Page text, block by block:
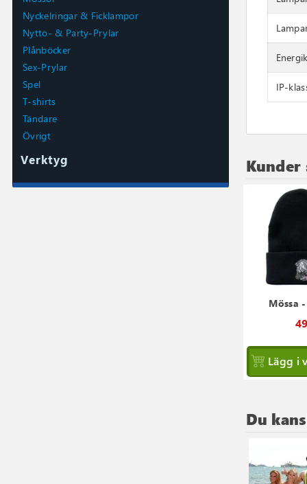
Nyckelringar & Ficklampor
Nytto- & Party-Prylar
Plånböcker
Sex-Prylar
Spel
T-shirts
Tändare
Övrigt
Verktyg
IP-
Kunder
Mössa
Lägg i
Du